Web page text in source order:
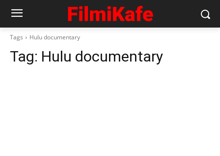
Tags Hulu documentary
Tag: Hulu documentary